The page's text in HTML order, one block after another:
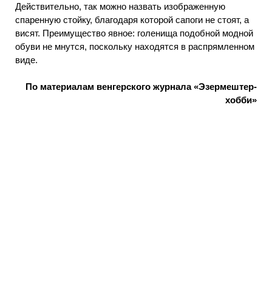
Действительно, так можно назвать изображенную
спаренную стойку, благодаря которой сапоги не стоят, а
висят. Преимущество явное: голенища подобной модной
обуви не мнутся, поскольку находятся в распрямленном
виде.
По материалам венгерского журнала «Эзермештер-
хобби»